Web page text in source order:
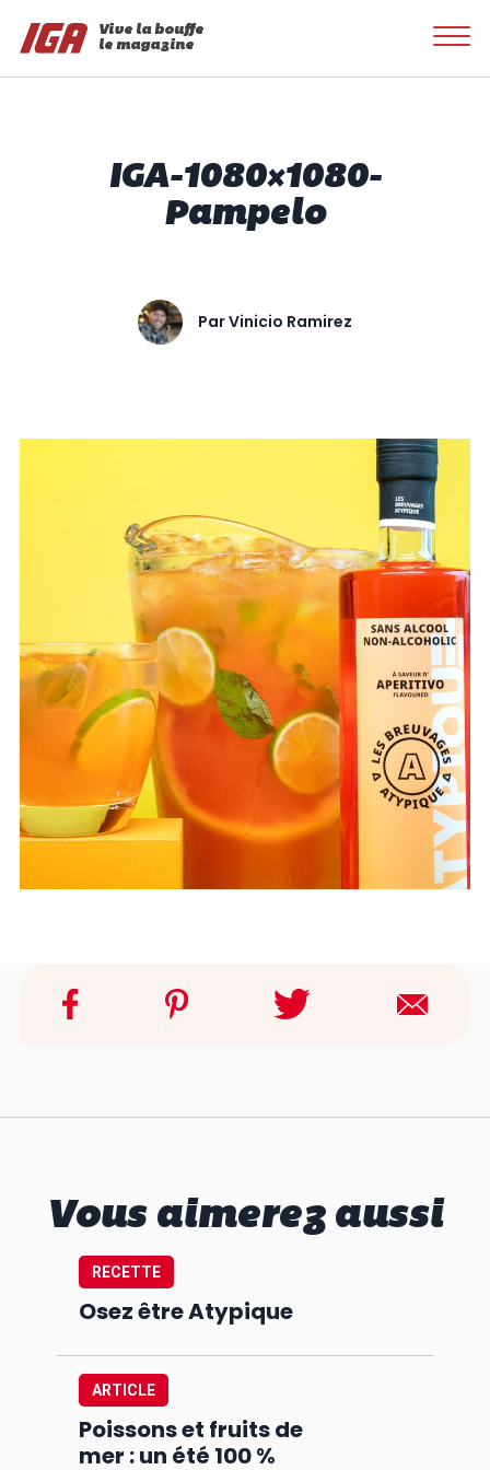
Vive la bouffe
le magazine
IGA-1080×1080-
Pampelo
ParVinicio Ramirez
Vous aimerez aussi
RECETTE
Osez être Atypique
ARTICLE
Poissons et fruits de
mer : un été 100 %